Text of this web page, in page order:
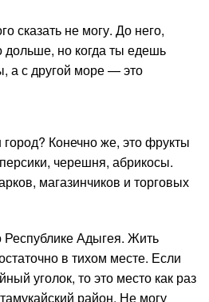
сказать не могу. До него,
дольше, но когда ты едешь
а с другой море — это
Конечно же, это фрукты
черешня, абрикосы.
магазинчиков и торговых
Адыгея. Жить
в тихом месте. Если
уголок, то это место как раз
район. Не могу